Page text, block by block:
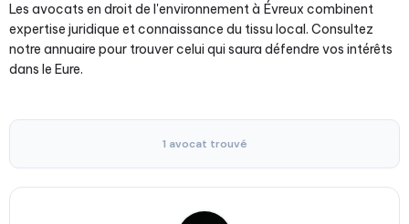
Les avocats en droit de l'environnement à Évreux combinent
expertise juridique et connaissance du tissu local. Consultez
notre annuaire pour trouver celui qui saura défendre vos intérêts
dans le Eure.
1 avocat trouvé